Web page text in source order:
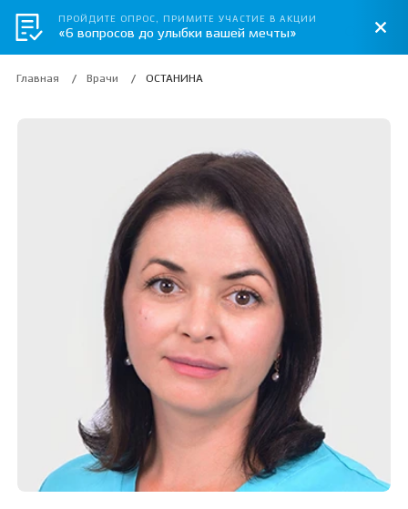
Главная Врачи ОСТАНИНА
ПРОЙДИТЕ ОПРОС, ПРИМИТЕ УЧАСТИЕ В АКЦИИ
«6 вопросов до улыбки вашей мечты»